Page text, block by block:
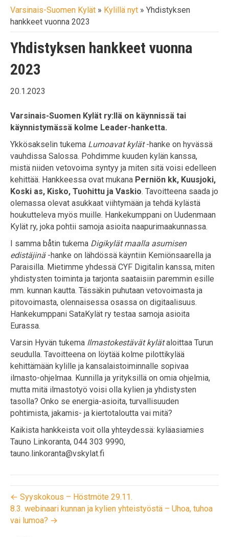
Varsinais-Suomen Kylät » Kylillä nyt » Yhdistyksen
hankkeet vuonna 2023
Yhdistyksen hankkeet vuonna
2023
20.1.2023
Varsinais-Suomen Kylät ry:llä on käynnissä tai
käynnistymässä kolme Leader-hanketta.
Ykkösakselin tukema Lumoavat kylät-hanke on hyvässä
vauhdissa Salossa. Pohdimme kuuden kylän kanssa,
mistä niiden vetovoima syntyy ja miten sitä voisi edelleen
kehittää. Hankkeessa ovat mukana Perniön kk, Kuusjoki,
Koski as, Kisko, Tuohittu ja Vaskio. Tavoitteena saada jo
olemassa olevat asukkaat viihtymään ja tehdä kylästä
houkutteleva myös muille. Hankekumppani on Uudenmaan
Kylät ry, joka pohtii samoja asioita naapurimaakunnassa.
I samma båtin tukema Digikylät maalla asumisen
edistäjinä-hanke on lähdössä käyntiin Kemiönsaarella ja
Paraisilla. Mietimme yhdessä CYF Digitalin kanssa, miten
yhdistysten toiminta ja tarjonta saataisiin paremmin esille
mm. kunnan kautta. Tässäkin puhutaan vetovoimasta ja
pitovoimasta, olennaisessa osassa on digitaalisuus.
Hankekumppani SataKylät ry testaa samoja asioita
Eurassa.
Varsin Hyvän tukema Ilmastokestävät kylätaloittaa Turun
seudulla. Tavoitteena on löytää kolme pilottikylää
kehittämään kylille ja kansalaistoiminnalle sopivaa
ilmasto-ohjelmaa. Kunnilla ja yrityksillä on omia ohjelmia,
mutta mitä ilmastotyö voisi olla kylien ja yhdistysten
tasolla? Onko se energia-asioita, turvallisuuden
pohtimista, jakamis- ja kiertotaloutta vai mitä?
Kaikista hankkeista voit olla yhteydessä: kyläasiamies
Tauno Linkoranta, 044 303 9990,
tauno.linkoranta@vskylat.fi
← Syyskokous – Höstmöte 29.11.
8.3. webinaari kunnan ja kylien yhteistyöstä – Uhoa, tuhoa
vai lumoa? →